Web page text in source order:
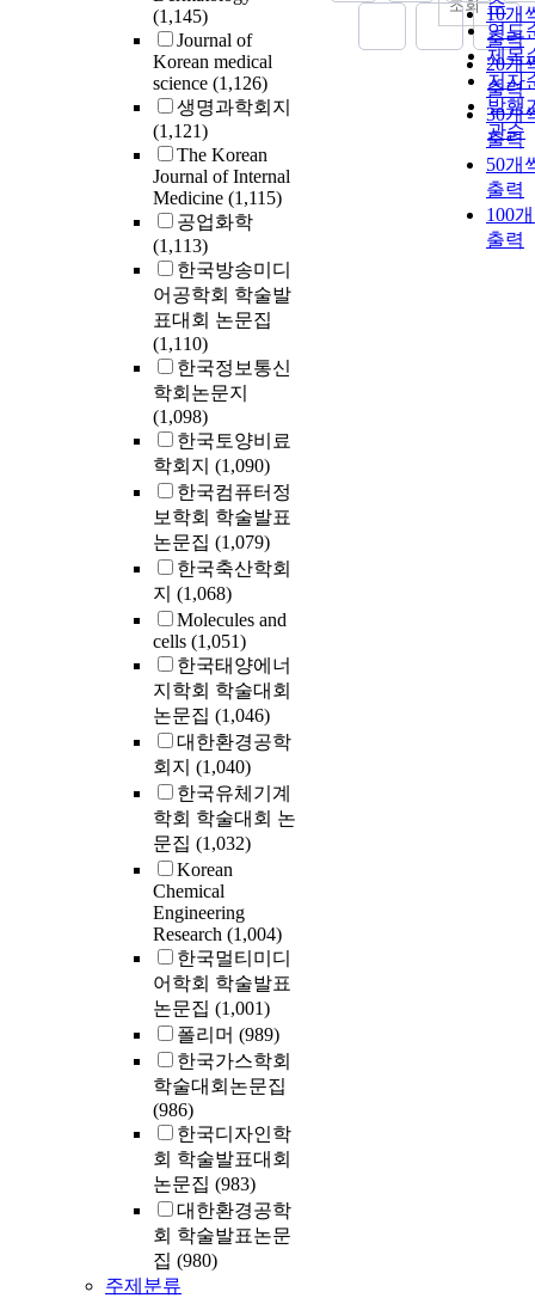
(1,145)
Journal of
Korean medical
science (1,126)
생명과학회지
(1,121)
The Korean
Journal of Internal
Medicine (1,115)
공업화학
(1,113)
한국방송미디
어공학회 학술발
표대회 논문집
(1,110)
한국정보통신
학회논문지
(1,098)
한국토양비료
학회지 (1,090)
한국컴퓨터정
보학회 학술발표
논문집 (1,079)
한국축산학회
지 (1,068)
Molecules and
cells (1,051)
한국태양에너
지학회 학술대회
논문집 (1,046)
대한환경공학
회지 (1,040)
한국유체기계
학회 학술대회 논
문집 (1,032)
Korean
Chemical
Engineering
Research (1,004)
한국멀티미디
어학회 학술발표
논문집 (1,001)
폴리머 (989)
한국가스학회
학술대회논문집
(986)
한국디자인학
회 학술발표대회
논문집 (983)
대한환경공학
회 학술발표논문
집 (980)
주제분류
순
연도
제목
저자
발행
관순
10개
출력
20개
출력
30개
출력
50개
출력
100
출력
조회